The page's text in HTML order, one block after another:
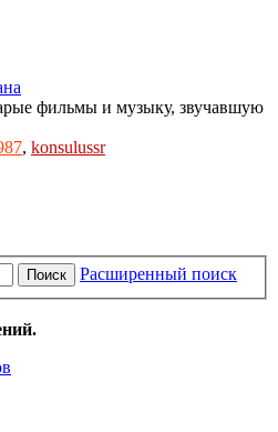
фильмы и музыку, звучавшую
, konsulussr
Поиск
Расширенный поиск